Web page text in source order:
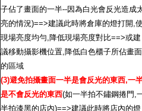
子佔了畫面的一半--因為白光會反光造成
亮的情況)==>建議此時將倉庫的燈打開,
現場亮度均勻,降低現場亮度對比==>或建
議移動攝影機位置,降低白色櫃子所佔畫面
的區域
(3)避免拍攝畫面一半是會反光的東西,一
是不會反光的東西(如一半拍不鏽鋼捲門,
半拍漆黑的店內)==>建議此時將店內的燈